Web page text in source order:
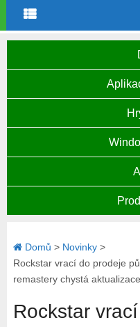
Domů > Novinky>
Rockstar vrací do prodeje
remastery chystá aktualizace
Rockstar